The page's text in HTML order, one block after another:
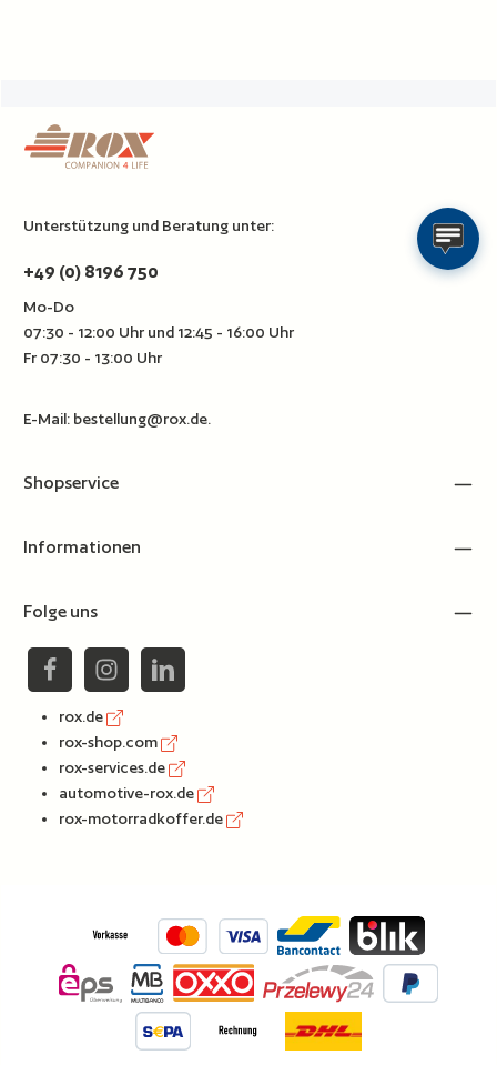
Unterstützung und Beratung unter:
+49 (0) 8196 750
Mo-Do
07:30 - 12:00 Uhr und 12:45 - 16:00 Uhr
Fr 07:30 - 13:00 Uhr
E-Mail: bestellung@rox.de.
Shopservice
Informationen
Folge uns
rox.de
rox-shop.com
rox-services.de
automotive-rox.de
rox-motorradkoffer.de